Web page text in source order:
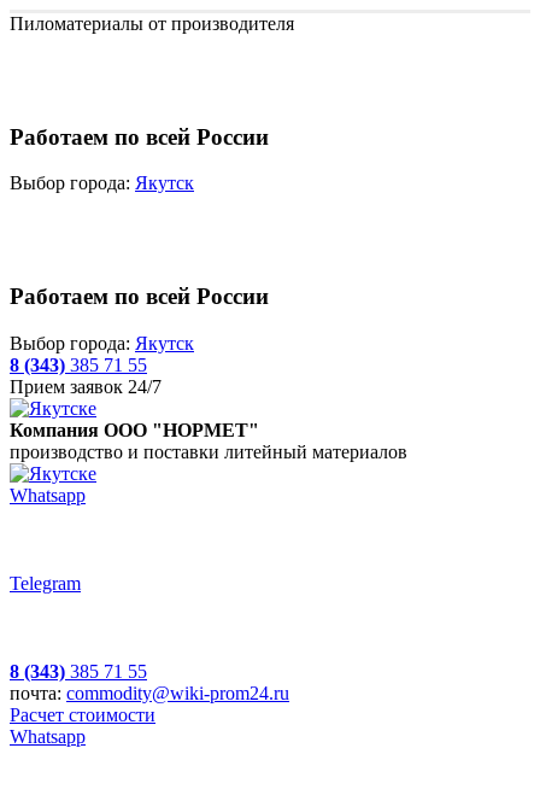
Пиломатериалы от производителя
Работаем по всей России
Выбор города: Якутск
Работаем по всей России
Выбор города: Якутск
8 (343) 385 71 55
Прием заявок 24/7
Компания ООО "НОРМЕТ"
производство и поставки литейный материалов
Whatsapp
Telegram
8 (343) 385 71 55
почта: commodity@wiki-prom24.ru
Расчет стоимости
Whatsapp